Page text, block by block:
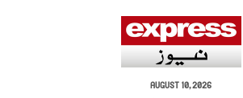
AUGUST 10, 2026